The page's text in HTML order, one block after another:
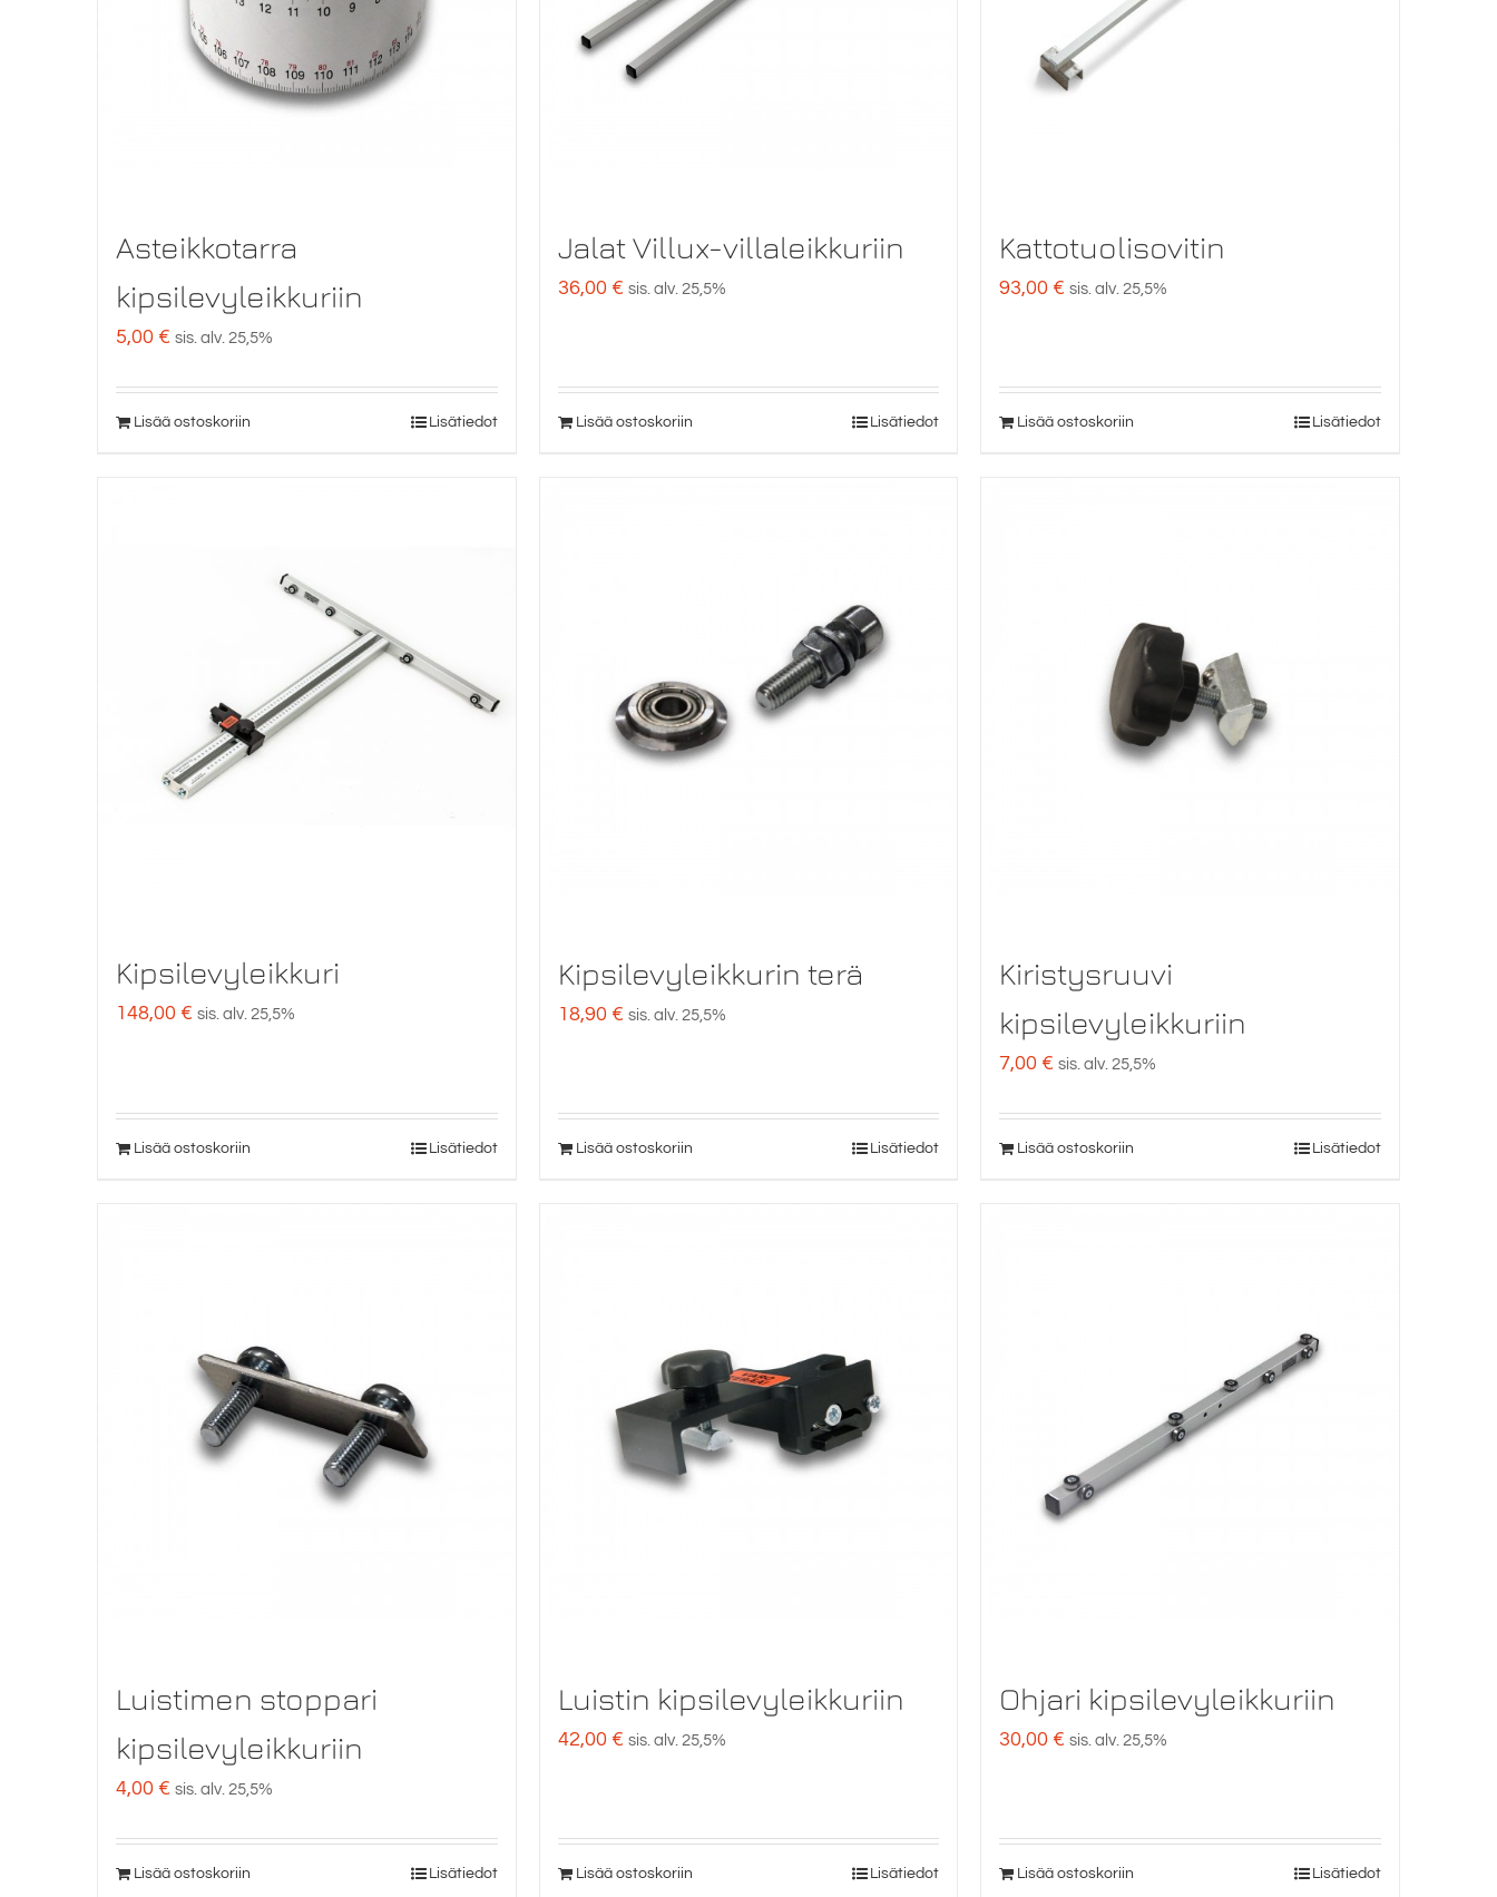
Asteikkotarra
kipsilevyleikkuriin
5,00 € sis. alv. 25,5%
Lisää ostoskoriin Lisätiedot
Jalat Villux-villaleikkuriin
36,00 € sis. alv. 25,5%
Lisää ostoskoriin Lisätiedot
Kattotuolisovitin
93,00 € sis. alv. 25,5%
Lisää ostoskoriin Lisätiedot
Kipsilevyleikkuri
148,00 € sis. alv. 25,5%
Lisää ostoskoriin Lisätiedot
Kipsilevyleikkurin terä
18,90 € sis. alv. 25,5%
Lisää ostoskoriin Lisätiedot
Kiristysruuvi
kipsilevyleikkuriin
7,00 € sis. alv. 25,5%
Lisää ostoskoriin Lisätiedot
Luistimen stoppari
kipsilevyleikkuriin
4,00 € sis. alv. 25,5%
Lisää ostoskoriin Lisätiedot
Luistin kipsilevyleikkuriin
42,00 € sis. alv. 25,5%
Lisää ostoskoriin Lisätiedot
Ohjari kipsilevyleikkuriin
30,00 € sis. alv. 25,5%
Lisää ostoskoriin Lisätiedot